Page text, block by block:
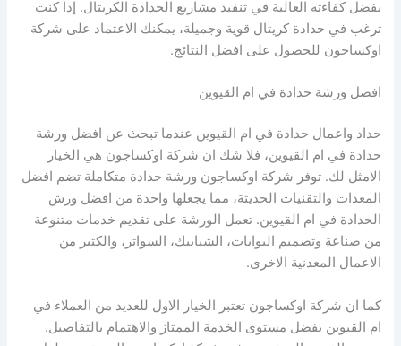
بفضل كفاءته العالية في تنفيذ مشاريع الحدادة الكريتال. إذا كنت
ترغب في حدادة كريتال قوية وجميلة، يمكنك الاعتماد على شركة
اوكساجون للحصول على افضل النتائج.
افضل ورشة حدادة في ام القيوين
حداد واعمال حدادة في ام القيوين عندما تبحث عن افضل ورشة
حدادة في ام القيوين، فلا شك ان شركة اوكساجون هي الخيار
الامثل لك. توفر شركة اوكساجون ورشة حدادة متكاملة تضم افضل
المعدات والتقنيات الحديثة، مما يجعلها واحدة من افضل ورش
الحدادة في ام القيوين. تعمل الورشة على تقديم خدمات متنوعة
من صناعة وتصميم البوابات، الشبابيك، السواتر، والكثير من
الاعمال المعدنية الاخرى.
كما ان شركة اوكساجون تعتبر الخيار الاول للعديد من العملاء في
ام القيوين بفضل مستوى الخدمة الممتاز والاهتمام بالتفاصيل.